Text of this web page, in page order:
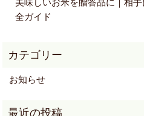
美味しいお米を贈答品に｜相
全ガイド
お知らせ